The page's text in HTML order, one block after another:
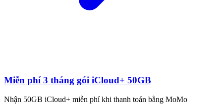
Miễn phí 3 tháng gói iCloud+ 50GB
Nhận 50GB iCloud+ miễn phí khi thanh toán bằng MoMo